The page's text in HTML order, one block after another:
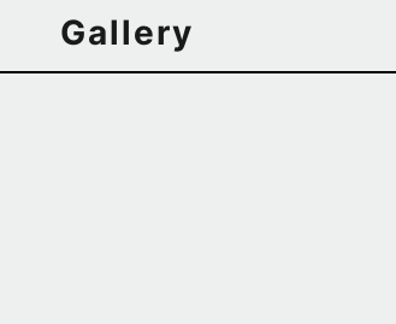
Gallery